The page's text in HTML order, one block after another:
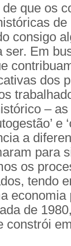
que os
consigo
ser. Em
dos
–
e
a
para
os
tendo
economia
de
constrói